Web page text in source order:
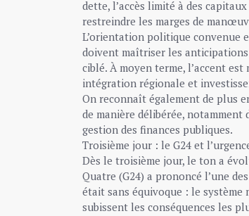
dette, l’accès limité à des
restreindre les marges de
L’orientation politique convenue
doivent maîtriser les
ciblé. À moyen terme, l’accent
intégration régionale et
On reconnaît également de plus
de manière délibérée, notamment
gestion des finances publiques.
Troisième jour : le G24 et
Dès le troisième jour, le ton a
Quatre (G24) a prononcé l’une
était sans équivoque : le système
subissent les conséquences les